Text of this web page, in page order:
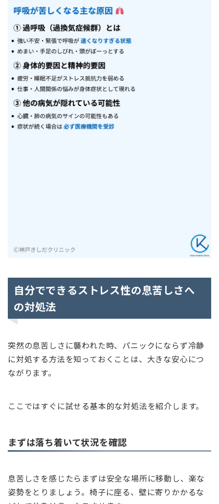
自分でできるストレス性の息苦しさへ
の対処法
突然の息苦しさに襲われた時、パニックにならず冷静
に対処する方法を知っておくことは、大きな安心につ
ながります。
ここではすぐに試せる基本的な対処法を紹介します。
まずは落ち着いて状況を確認
息苦しさを感じたらまずは安全な場所に移動し、楽な
姿勢をとりましょう。椅子に座る、壁に寄りかかるな